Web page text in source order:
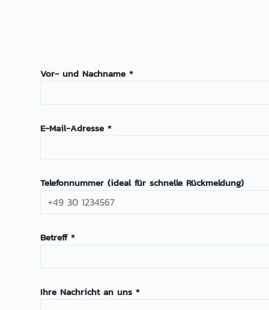
Vor- und Nachname *
E-Mail-Adresse *
Telefonnummer (ideal für schnelle Rückmeldung)
Betreff *
Ihre Nachricht an uns *